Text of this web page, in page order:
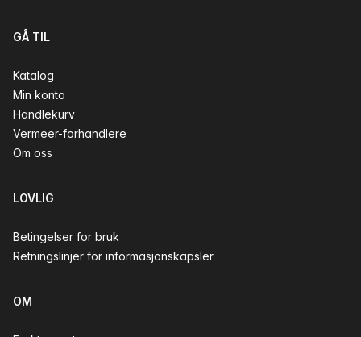
GÅ TIL
Katalog
Min konto
Handlekurv
Vermeer-forhandlere
Om oss
LOVLIG
Betingelser for bruk
Retningslinjer for informasjonskapsler
OM